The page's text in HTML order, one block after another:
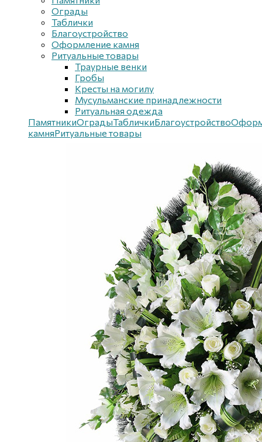
Ограды
Таблички
Благоустройствo
Оформление камня
Ритуальные товары
Траурные венки
Гробы
Кресты на могилу
Мусульманские принадлежности
Ритуальная одежда
ПамятникиОградыТабличкиБлагоустройствo
камняРитуальные товары